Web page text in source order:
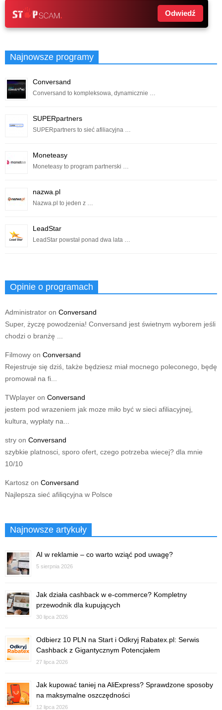
Odwiedź
Najnowsze programy
Conversand
Conversand to kompleksowa, dynamicznie …
SUPERpartners
SUPERpartners to sieć afiliacyjna …
Moneteasy
Moneteasy to program partnerski …
nazwa.pl
Nazwa.pl to jeden z …
LeadStar
LeadStar powstał ponad dwa lata …
Opinie o programach
Administrator on Conversand
Super, życzę powodzenia! Conversand jest świetnym wyborem jeśli
chodzi o branżę ...
Filmowy on Conversand
Rejestruje się dziś, także będziesz miał mocnego poleconego, będę
promował na fi...
TWplayer on Conversand
jestem pod wrazeniem jak moze miło być w sieci afiliacyjnej,
kultura, wypłaty na...
stry on Conversand
szybkie platnosci, sporo ofert, czego potrzeba wiecej? dla mnie
10/10
Kartosz on Conversand
Najlepsza sieć afiliqcyjna w Polsce
Najnowsze artykuły
AI w reklamie – co warto wziąć pod uwagę?
5 sierpnia 2026
Jak działa cashback w e-commerce? Kompletny
przewodnik dla kupujących
30 lipca 2026
Odbierz 10 PLN na Start i Odkryj Rabatex.pl: Serwis
Cashback z Gigantycznym Potencjałem
27 lipca 2026
Jak kupować taniej na AliExpress? Sprawdzone sposoby
na maksymalne oszczędności
12 lipca 2026